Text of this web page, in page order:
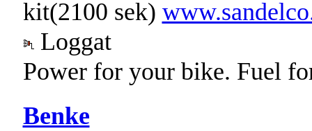
kit(2100 sek)
Loggat
Power for your bike. Fuel
Benke